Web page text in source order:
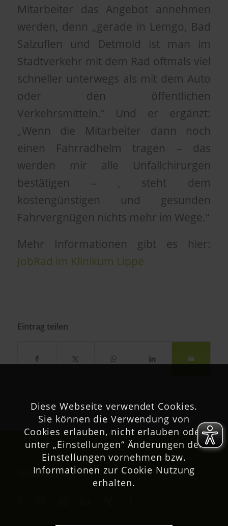
Mitarbeiter das Angebot annehmen
werden, denn „gerade in Lemgo, Bad
Salzuflen und Detmold ist man im
Stadtverkehr mit dem Rad oftmals viel
schneller unterwegs als mit dem Auto
oder den öffentlichen
Verkehrsmitteln.“ Und er ergänzt:
„Wenn die Mitarbeiter dann noch
einen Fahrradhelm tragen – das
werden mir alle Unfallchirurgen
bestätigen – , steht dem
kostengünstigen und gesunden
Fahrvergnügen nichts mehr im Wege.“
Mehr Informationen gibt es hier:
JobRad im Klinikum Lippe
Eintrag teilen
Netzwerk
Diese Webseite verwendet Cookies.
Sie können die Verwendung von
Cookies erlauben, nicht erlauben oder
unter „Einstellungen“ Änderungen der
Einstellungen vornehmen bzw.
Informationen zur Cookie Nutzung
erhalten.